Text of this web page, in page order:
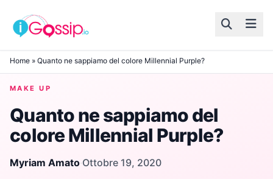
Skip to content
Home » Quanto ne sappiamo del colore Millennial Purple?
MAKE UP
Quanto ne sappiamo del
colore Millennial Purple?
Myriam Amato·Ottobre 19, 2020